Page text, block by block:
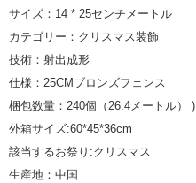
サイズ：14 * 25センチメートル
カテゴリー：クリスマス装飾
技術：射出成形
仕様：25CMブロンズフェンス
梱包数量：240個（26.4メートル） )
外箱サイズ:60*45*36cm
該当するお祭り:クリスマス
生産地：中国